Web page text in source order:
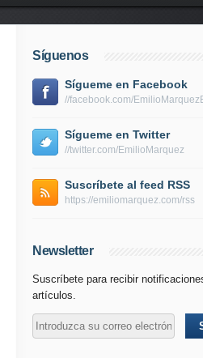
Síguenos
Sígueme en Facebook
//facebook.com/
Sígueme en Twitter
//twitter.com/EmilioMarquez
Suscríbete al feed RSS
https://emiliomarquez.com/rss
Newsletter
Suscríbete para recibir
artículos.